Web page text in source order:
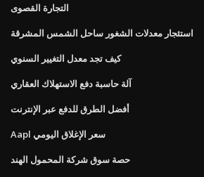
التجارة القصوى
استئجار معدلات الشغور ساحل الشمس المشرقة
كيف تجد معدل التغيير السنوي
آلة حاسبة دفع الاستهلاك العقاري
أفضل الطرق للدفع عبر الإنترنت
Aapl سعر الإغلاق اليومي
حصة سوق شركة المحمول الهند